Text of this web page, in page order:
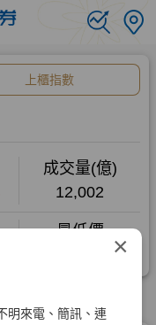
×
明來電、簡訊、連